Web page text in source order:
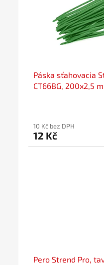
Páska sťahovacia
CT66BG, 200x2,5
10 Kč bez DPH
12 Kč
Pero Strend Pro,